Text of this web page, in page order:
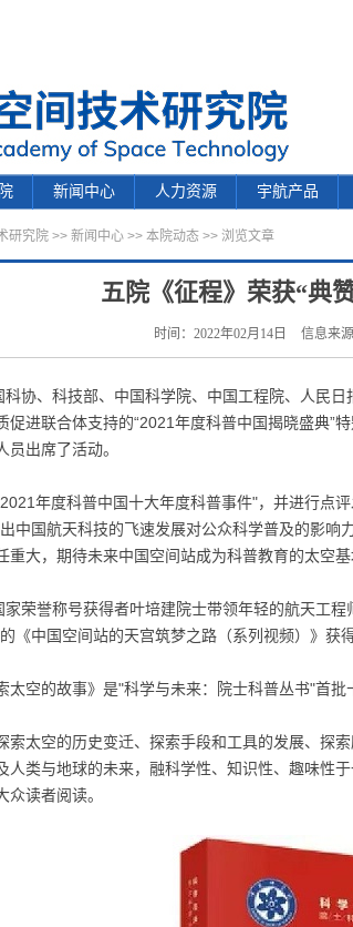
新闻中心 人力资源 宇航产品
研究院 >> 新闻中心 >> 本院动态 >> 浏览文章
五院《征程》荣获“典
时间：2022年02月14日 信息来
科协、科技部、中国科学院、中国工程院、人民
促进联合体支持的“2021年度科普中国揭晓盛典
出席了活动。
年度科普中国十大年度科普事件"，并进行点
中国航天科技的飞速发展对公众科学普及的影
重大，期待未来中国空间站成为科普教育的太空基
家荣誉称号获得者叶培建院士带领年轻的航天工
《中国空间站的天宫筑梦之路（系列视频）》获
太空的故事》是"科学与未来：院士科普丛书"首批
索太空的历史变迁、探索手段和工具的发展、探
人类与地球的未来，融科学性、知识性、趣味性
众读者阅读。